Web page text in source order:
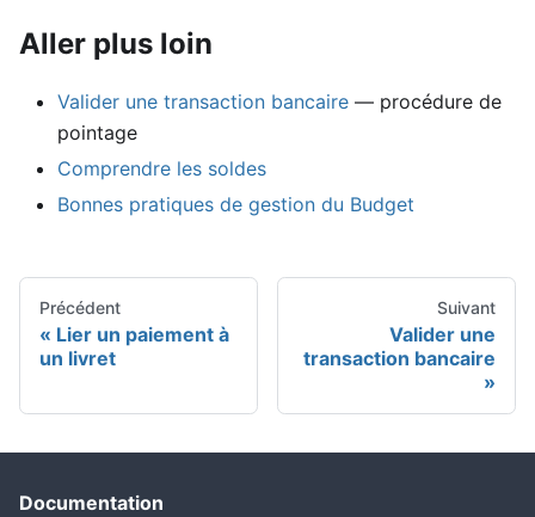
Aller plus loin
Valider une transaction bancaire — procédure de
pointage
Comprendre les soldes
Bonnes pratiques de gestion du Budget
Précédent
Lier un paiement à
un livret
Suivant
Valider une
transaction bancaire
Documentation